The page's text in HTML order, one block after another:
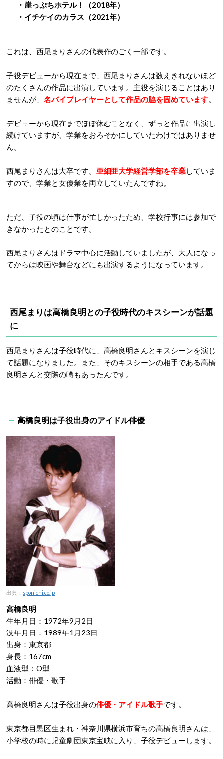
・崖っぷちホテル！（2018年）
・イチケイのカラス（2021年）
これは、西尾まりさんの代表作のごく一部です。
子役デビューから現在まで、西尾まりさんは数えきれないほど
のたくさんの作品に出演しています。主役を演じることはあり
ませんが、 名バイプレイヤーとして作品の脇を固めています。
デビューから現在までほぼ休むことなく、ずっと作品に出演し
続けていますが、学業をおろそかにしていたわけではありませ
ん。
西尾まりさんは大卒です。 亜細亜大学経営学部を卒業していま
すので、学業と女優業を両立していたんですね。
ただ、子役の頃は仕事が忙しかったため、学校行事には参加で
きなかったとのことです。
西尾まりさんはドラマ中心に活動していましたが、大人になっ
てからは映画や舞台などにも出演するようになっています。
西尾まりは高橋良明との子役時代のキスシーンが話題
に
西尾まりさんは子役時代に、高橋良明さんとキスシーンを演じ
て話題になりました。また、そのキスシーンの相手である高橋
良明さんと交際の噂もあったんです。
高橋良明は子役出身のアイドル俳優
出典： sponichi.co.jp
高橋良明
生年月日：1972年9月2日
没年月日：1989年1月23日
出身：東京都
身長：167cm
血液型：O型
活動：俳優・歌手
高橋良明さんは子役出身の俳優・アイドル歌手です。
東京都目黒区生まれ・神奈川県横浜市育ちの高橋良明さんは、
小学校の時に児童劇団東京宝映に入り、子役デビューします。